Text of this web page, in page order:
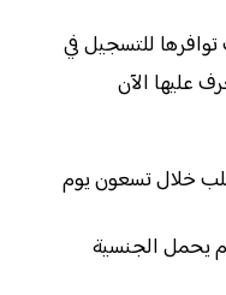
للتسجيل في
عليها الآن
خلال تسعون يوم
يحمل الجنسية